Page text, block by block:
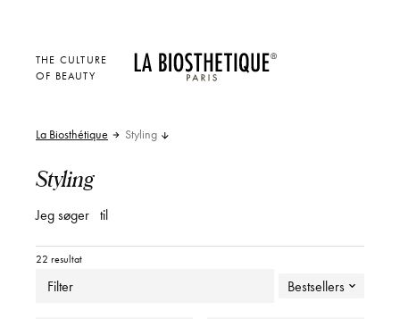
THE CULTURE
OF BEAUTY
La Biosthétique Styling
Styling
Jeg søger til
22 resultat
Filter Bestsellers